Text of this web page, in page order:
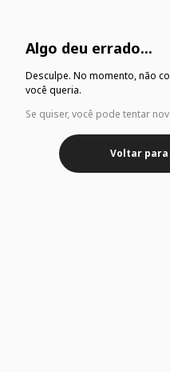
Algo deu errado...
Desculpe. No momento, não
você queria.
Se quiser, você pode tentar
Voltar